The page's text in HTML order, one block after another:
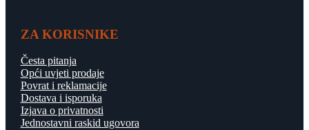
ZA KORISNIKE
Česta pitanja
Opći uvjeti prodaje
Povrat i reklamacije
Dostava i isporuka
Izjava o privatnosti
Jednostavni raskid ugovora